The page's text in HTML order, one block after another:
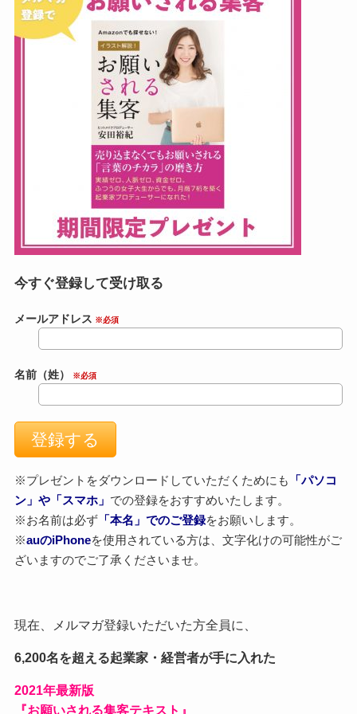
今すぐ登録して受け取る
メールアドレス ※必須
名前（姓） ※必須
※プレゼントをダウンロードしていただくためにも
「パソコ
ン」や「スマホ」 での登録をおすすめいたします。
※お名前は必ず「本名」でのご登録をお願いします。
※auのiPhoneを使用されている方は、文字化けの可能性がご
ざいますのでご了承くださいませ。
現在、メルマガ登録いただいた方全員に、
6,200名を超える起業家・経営者が手に入れた
2021年最新版
『お願いされる集客テキスト』